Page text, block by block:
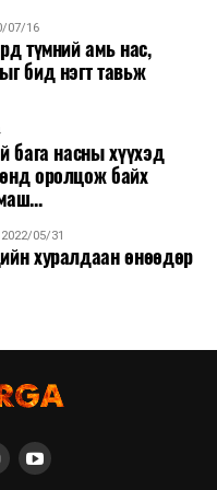
туршилт,
өгөх бэлтгэл
07/16
түмний амь нас,
бид нэгт тавьж
бага насны хүүхэд
оролцож байх
2022/05/31
хуралдаан өнөөдөр